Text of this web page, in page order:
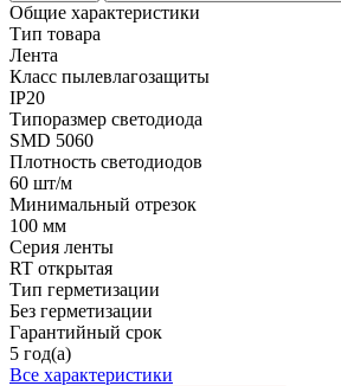
Общие характеристики
Тип товара
Лента
Класс пылевлагозащиты
IP20
Типоразмер светодиода
SMD 5060
Плотность светодиодов
60 шт/м
Минимальный отрезок
100 мм
Серия ленты
RT открытая
Тип герметизации
Без герметизации
Гарантийный срок
5 год(а)
Все характеристики